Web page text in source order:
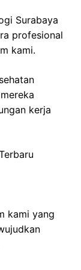
Surabaya
profesional
kami.
kerja
kami yang